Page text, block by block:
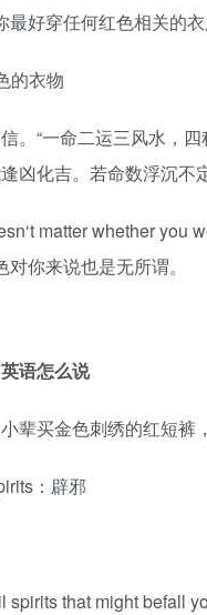
好穿任何红色相关的
的衣物
。“一命二运三风水，
凶化吉。若命数浮沉不
matter whether you
你来说也是无所谓。
语怎么说
辈买金色刺绣的红短裤
：辟邪
spirits that might befall